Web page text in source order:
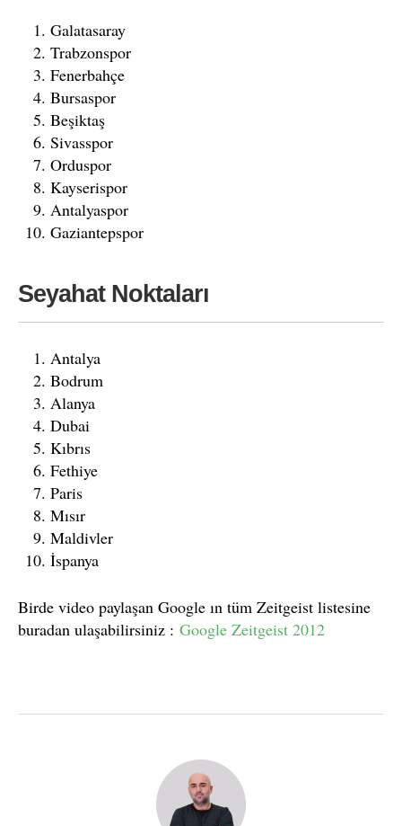
Galatasaray
Trabzonspor
Fenerbahçe
Bursaspor
Beşiktaş
Sivasspor
Orduspor
Kayserispor
Antalyaspor
Gaziantepspor
Seyahat Noktaları
Antalya
Bodrum
Alanya
Dubai
Kıbrıs
Fethiye
Paris
Mısır
Maldivler
İspanya
Birde video paylaşan Google ın tüm Zeitgeist listesine
buradan ulaşabilirsiniz : Google Zeitgeist 2012